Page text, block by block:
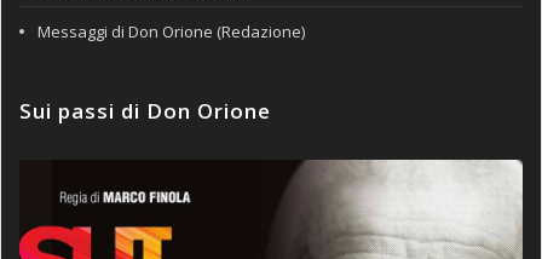
Messaggi di Don Orione (Redazione)
Sui passi di Don Orione